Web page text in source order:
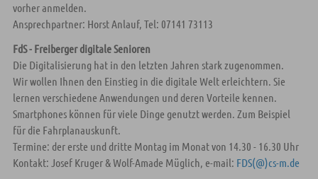
vorher anmelden.
Ansprechpartner: Horst Anlauf, Tel: 07141 73113
FdS - Freiberger digitale Senioren
Die Digitalisierung hat in den letzten Jahren stark zugenommen.
Wir wollen Ihnen den Einstieg in die digitale Welt erleichtern. Sie
lernen verschiedene Anwendungen und deren Vorteile kennen.
Smartphones können für viele Dinge genutzt werden. Zum Beispiel
für die Fahrplanauskunft.
Termine: der erste und dritte Montag im Monat von 14.30 - 16.30 Uhr
Kontakt: Josef Kruger & Wolf-Amade Müglich, e-mail: FDS(@)cs-m.de